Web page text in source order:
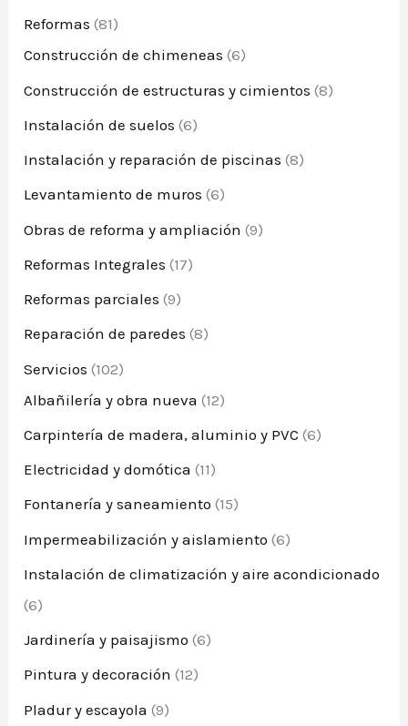
Reformas (81)
Construcción de chimeneas (6)
Construcción de estructuras y cimientos (8)
Instalación de suelos (6)
Instalación y reparación de piscinas (8)
Levantamiento de muros (6)
Obras de reforma y ampliación (9)
Reformas Integrales (17)
Reformas parciales (9)
Reparación de paredes (8)
Servicios (102)
Albañilería y obra nueva (12)
Carpintería de madera, aluminio y PVC (6)
Electricidad y domótica (11)
Fontanería y saneamiento (15)
Impermeabilización y aislamiento (6)
Instalación de climatización y aire acondicionado
(6)
Jardinería y paisajismo (6)
Pintura y decoración (12)
Pladur y escayola (9)